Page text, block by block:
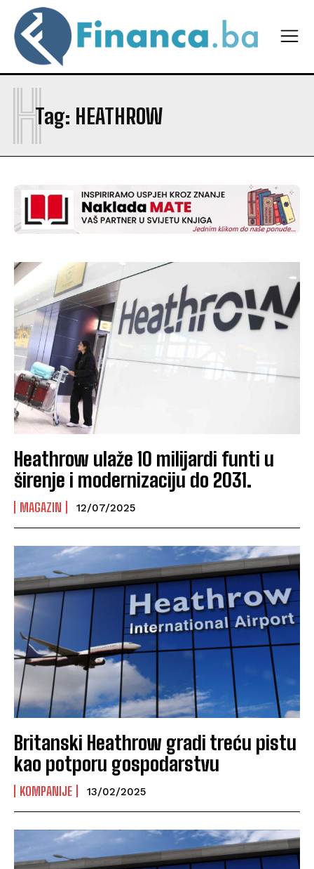
Tag: HEATHROW
H
Heathrow ulaže 10 milijardi funti u
širenje i modernizaciju do 2031.
MAGAZIN 12/07/2025
Britanski Heathrow gradi treću pistu
kao potporu gospodarstvu
KOMPANIJE 13/02/2025